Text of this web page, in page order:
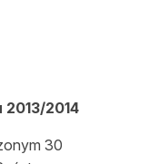
2014
30